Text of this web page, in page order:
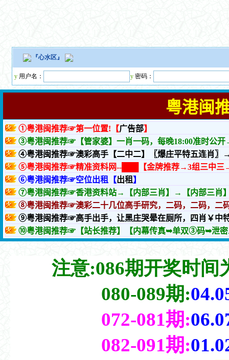
『心水区』
y 用户名： y 密码：